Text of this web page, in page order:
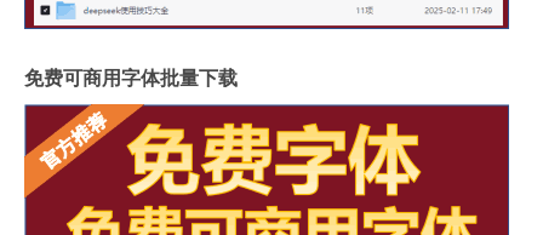
免费可商用字体批量下载